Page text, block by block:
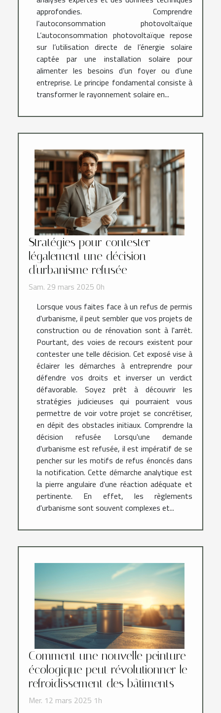
approfondies. Comprendre
l’autoconsommation photovoltaïque
L’autoconsommation photovoltaïque repose
sur l’utilisation directe de l’énergie solaire
captée par une installation solaire pour
alimenter les besoins d’un foyer ou d’une
entreprise. Le principe fondamental consiste à
transformer le rayonnement solaire en...
Stratégies pour contester
légalement une décision
d'urbanisme refusée
Sam. 29 mars 2025 0h
Lorsque vous faites face à un refus de permis
d'urbanisme, il peut sembler que vos projets de
construction ou de rénovation sont à l'arrêt.
Pourtant, des voies de recours existent pour
contester une telle décision. Cet exposé vise à
éclairer les démarches à entreprendre pour
défendre vos droits et inverser un verdict
défavorable. Soyez prêt à découvrir les
stratégies judicieuses qui pourraient vous
permettre de voir votre projet se concrétiser,
en dépit des obstacles initiaux. Comprendre la
décision refusée Lorsqu'une demande
d'urbanisme est refusée, il est impératif de se
pencher sur les motifs de refus énoncés dans
la notification. Cette démarche analytique est
la pierre angulaire d'une réaction adéquate et
pertinente. En effet, les règlements
d'urbanisme sont souvent complexes et...
Comment une nouvelle peinture
écologique peut révolutionner le
refroidissement des bâtiments
Mer. 12 mars 2025 1h